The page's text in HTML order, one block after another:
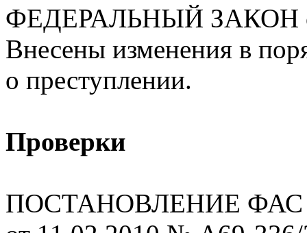
ФЕДЕРАЛЬНЫЙ ЗАКОН
Внесены изменения в
о преступлении.
Проверки
ПОСТАНОВЛЕНИЕ ФАС